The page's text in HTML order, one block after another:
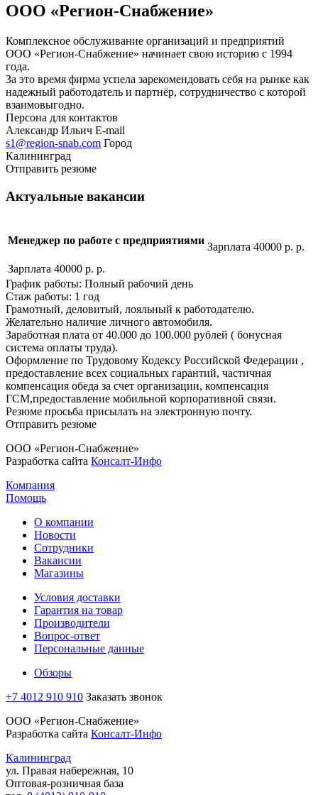
ООО «Регион-Снабжение»
Комплексное обслуживание организаций и предприятий
ООО «Регион-Снабжение» начинает свою историю с 1994
года.
За это время фирма успела зарекомендовать себя на рынке как
надежный работодатель и партнёр, сотрудничество с которой
взаимовыгодно.
Персона для контактов
Александр Ильич E-mail
s1@region-snab.com Город
Калининград
Отправить резюме
Актуальные вакансии
Менеджер по работе с предприятиями
Зарплата 40000 р. р.
Зарплата 40000 р. р.
График работы: Полный рабочий день
Стаж работы: 1 год
Грамотный, деловитый, лояльный к работодателю.
Желательно наличие личного автомобиля.
Заработная плата от 40.000 до 100.000 рублей ( бонусная
система оплаты труда).
Оформление по Трудовому Кодексу Российской Федерации ,
предоставление всех социальных гарантий, частичная
компенсация обеда за счет организации, компенсация
ГСМ,предоставление мобильной корпоративной связи.
Резюме просьба присылать на электронную почту.
Отправить резюме
ООО «Регион-Снабжение»
Разработка сайта Консалт-Инфо
Компания
Помощь
О компании
Новости
Сотрудники
Вакансии
Магазины
Условия доставки
Гарантия на товар
Производители
Вопрос-ответ
Персональные данные
Обзоры
+7 4012 910 910 Заказать звонок
ООО «Регион-Снабжение»
Разработка сайта Консалт-Инфо
Калининград
ул. Правая набережная, 10
Оптовая-розничная база